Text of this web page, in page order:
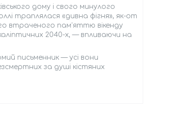
дому і свого минулого
траплялася «дивна фігня», як-от
втраченого пам’яттю вікенду
2040-х, — впливаючи на
письменник — усі вони
за душі кістяних